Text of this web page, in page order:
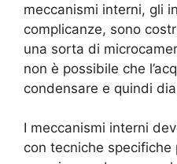
meccanismi interni, gli
complicanze, sono
una sorta di
non è possibile che
condensare e quindi
I meccanismi interni
con tecniche